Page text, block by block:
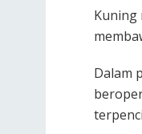
Kuning
Dalam